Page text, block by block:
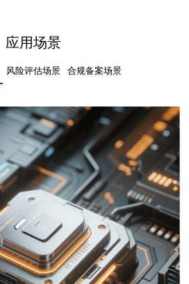
应用场景
风险评估场景 合规备案场景